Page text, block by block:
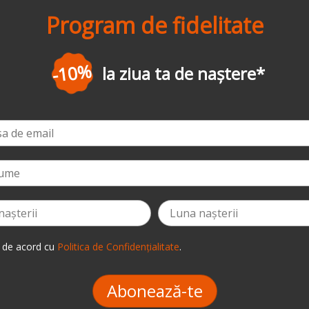
Program de fidelitate
-3% la prima comandă*
acord cu Politica de Confidențialitate.
Abonează-te